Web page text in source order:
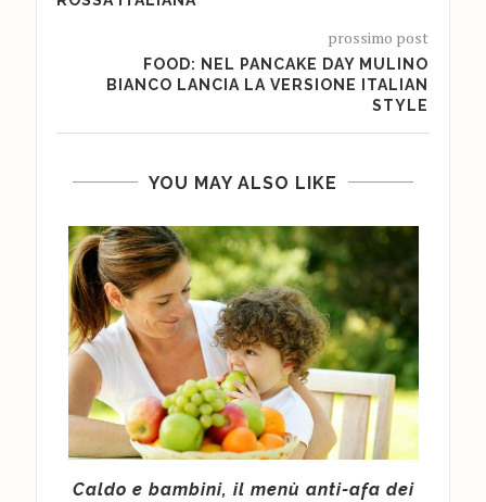
prossimo post
FOOD: NEL PANCAKE DAY MULINO
BIANCO LANCIA LA VERSIONE ITALIAN
STYLE
YOU MAY ALSO LIKE
Caldo e bambini, il menù anti-afa dei